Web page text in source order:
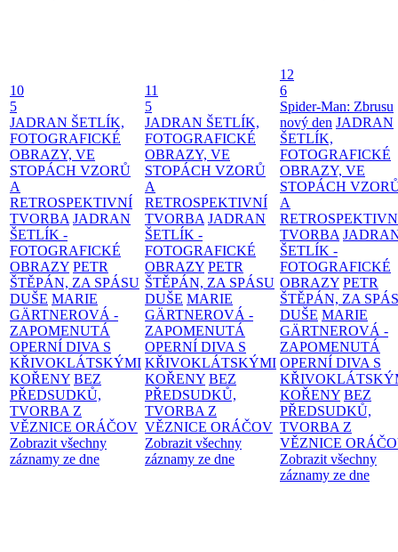
10
5
JADRAN ŠETLÍK,
FOTOGRAFICKÉ
OBRAZY, VE
STOPÁCH VZORŮ
A
RETROSPEKTIVNÍ
TVORBA JADRAN
ŠETLÍK -
FOTOGRAFICKÉ
OBRAZY PETR
ŠTĚPÁN, ZA SPÁSU
DUŠE MARIE
GÄRTNEROVÁ -
ZAPOMENUTÁ
OPERNÍ DIVA S
KŘIVOKLÁTSKÝMI
KOŘENY BEZ
PŘEDSUDKŮ,
TVORBA Z
VĚZNICE ORÁČOV
Zobrazit všechny
záznamy ze dne
11
5
JADRAN ŠETLÍK,
FOTOGRAFICKÉ
OBRAZY, VE
STOPÁCH VZORŮ
A
RETROSPEKTIVNÍ
TVORBA JADRAN
ŠETLÍK -
FOTOGRAFICKÉ
OBRAZY PETR
ŠTĚPÁN, ZA SPÁSU
DUŠE MARIE
GÄRTNEROVÁ -
ZAPOMENUTÁ
OPERNÍ DIVA S
KŘIVOKLÁTSKÝMI
KOŘENY BEZ
PŘEDSUDKŮ,
TVORBA Z
VĚZNICE ORÁČOV
Zobrazit všechny
záznamy ze dne
12
6
Spider-Man: Zbrusu
nový den JADRAN
ŠETLÍK,
FOTOGRAFICKÉ
OBRAZY, VE
STOPÁCH
A
TVORBA
ŠETLÍK -
FOTOGRAFICKÉ
OBRAZY PETR
ŠTĚPÁN, ZA
DUŠE MARIE
GÄRTNEROVÁ -
ZAPOMENUTÁ
OPERNÍ DIVA S
KOŘENY BEZ
PŘEDSUDKŮ,
TVORBA Z
VĚZNICE
Zobrazit všechny
záznamy ze dne